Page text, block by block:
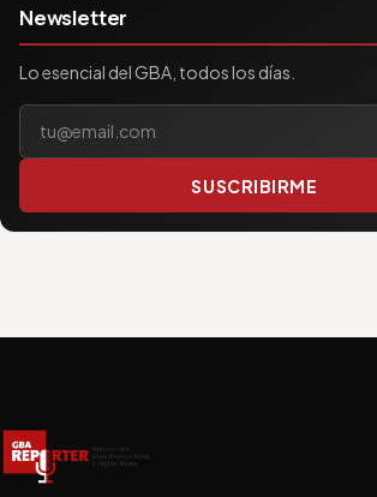
Newsletter
Lo esencial del GBA, todos los días.
Tu correo electrónico
SUSCRIBIRME